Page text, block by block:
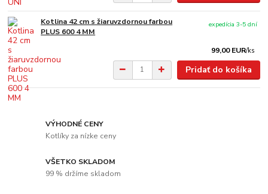
Kotlina 42 cm s žiaruvzdornou farbou
PLUS 600 4 MM
99,00 EUR/ks
expedícia 3-5 dní
Pridať do košíka
VÝHODNÉ CENY
Kotlíky za nízke ceny
VŠETKO SKLADOM
99 % držíme skladom